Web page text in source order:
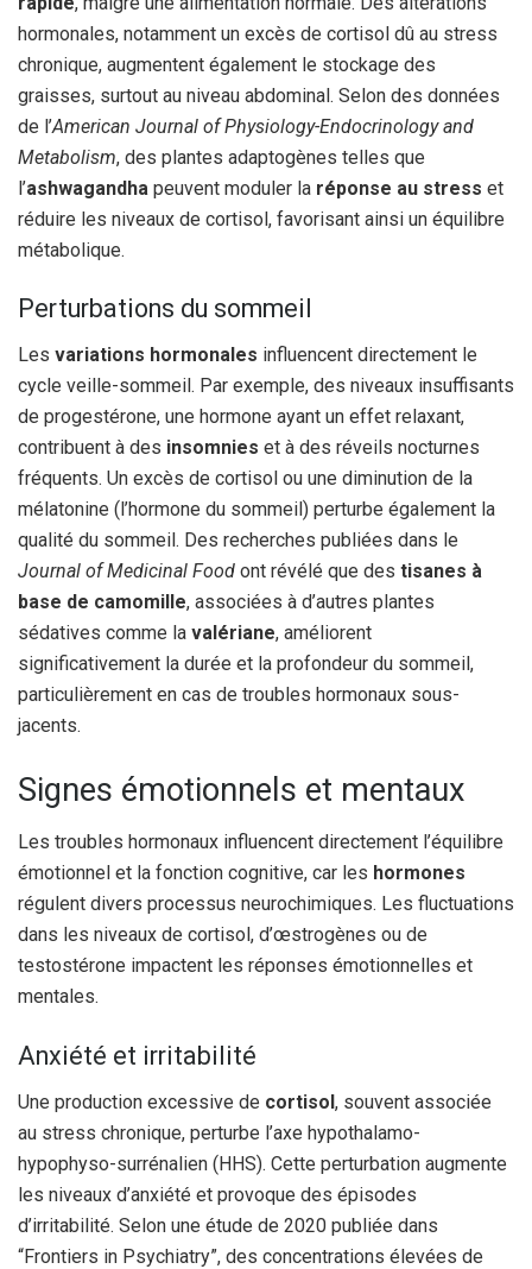
hormonales, notamment un excès de cortisol dû au stress
chronique, augmentent également le stockage des
graisses, surtout au niveau abdominal. Selon des données
de l’American Journal of Physiology-Endocrinology and
Metabolism, des plantes adaptogènes telles que
l’ashwagandha peuvent moduler la réponse au stress et
réduire les niveaux de cortisol, favorisant ainsi un équilibre
métabolique.
Perturbations du sommeil
Les variations hormonales influencent directement le
cycle veille-sommeil. Par exemple, des niveaux insuffisants
de progestérone, une hormone ayant un effet relaxant,
contribuent à des insomnies et à des réveils nocturnes
fréquents. Un excès de cortisol ou une diminution de la
mélatonine (l’hormone du sommeil) perturbe également la
qualité du sommeil. Des recherches publiées dans le
Journal of Medicinal Food ont révélé que des tisanes à
base de camomille, associées à d’autres plantes
sédatives comme la valériane, améliorent
significativement la durée et la profondeur du sommeil,
particulièrement en cas de troubles hormonaux sous-
jacents.
Signes émotionnels et mentaux
Les troubles hormonaux influencent directement l’équilibre
émotionnel et la fonction cognitive, car les hormones
régulent divers processus neurochimiques. Les fluctuations
dans les niveaux de cortisol, d’œstrogènes ou de
testostérone impactent les réponses émotionnelles et
mentales.
Anxiété et irritabilité
Une production excessive de cortisol, souvent associée
au stress chronique, perturbe l’axe hypothalamo-
hypophyso-surrénalien (HHS). Cette perturbation augmente
les niveaux d’anxiété et provoque des épisodes
d’irritabilité. Selon une étude de 2020 publiée dans
“Frontiers in Psychiatry”, des concentrations élevées de